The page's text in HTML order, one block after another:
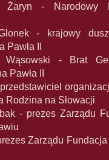
Żaryn - Narodowy
- krajowy
Pawła II
Wąsowski - Brat
Pawła II
Rodzina na Słowacji
- prezes Zarządu
Zarządu